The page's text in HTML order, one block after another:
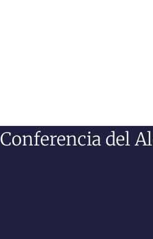
Conferencia del